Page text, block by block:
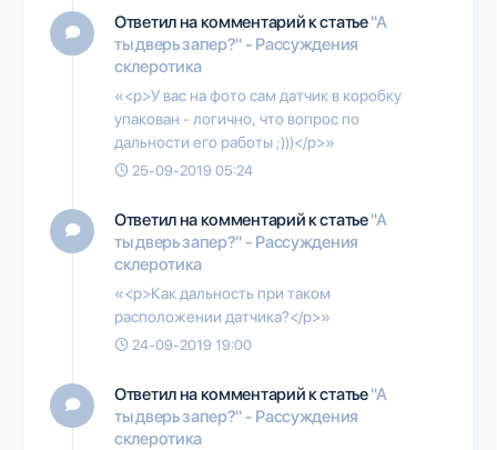
Ответил на комментарий к статье"А
ты дверь запер?" - Рассуждения
склеротика
«<p>У вас на фото сам датчик в коробку
упакован - логично, что вопрос по
дальности его работы ;)))</p>»
25-09-2019 05:24
Ответил на комментарий к статье"А
ты дверь запер?" - Рассуждения
склеротика
«<p>Как дальность при таком
расположении датчика?</p>»
24-09-2019 19:00
Ответил на комментарий к статье"А
ты дверь запер?" - Рассуждения
склеротика